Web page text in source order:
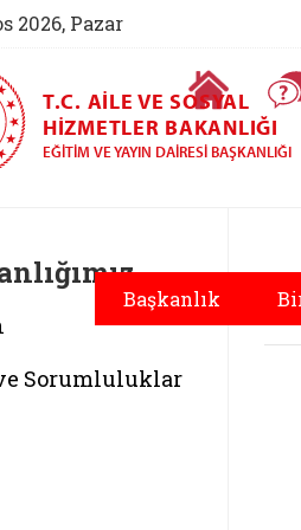
2026, Pazar
Ana Sayfa
T.C. AILE VE SOSYAL
HIZMETLER BAKANLIĞI
EĞITIM VE YAYIN DAIRESI BAŞKANLIĞI
Başkanlık
Sorumluluklar